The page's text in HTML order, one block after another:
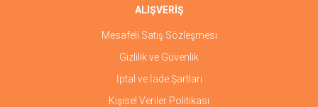
ALIŞVERİŞ
Mesafeli Satış Sözleşmesi
Gizlilik ve Güvenlik
İptal ve İade Şartları
Kişisel Veriler Politikası